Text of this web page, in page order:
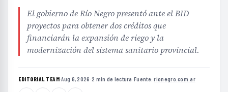
El gobierno de Río Negro presentó ante el BID
proyectos para obtener dos créditos que
financiarán la expansión de riego y la
modernización del sistema sanitario provincial.
EDITORIAL TEAM·Aug 6, 2026 ·2 min de lectura ·Fuente:rionegro.com.ar